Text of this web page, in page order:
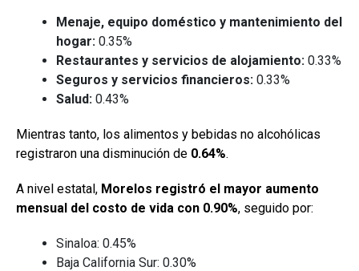
Menaje, equipo doméstico y mantenimiento del
hogar: 0.35%
Restaurantes y servicios de alojamiento: 0.33%
Seguros y servicios financieros: 0.33%
Salud: 0.43%
Mientras tanto, los alimentos y bebidas no alcohólicas
registraron una disminución de 0.64%.
A nivel estatal, Morelos registró el mayor aumento
mensual del costo de vida con 0.90%, seguido por:
Sinaloa: 0.45%
Baja California Sur: 0.30%